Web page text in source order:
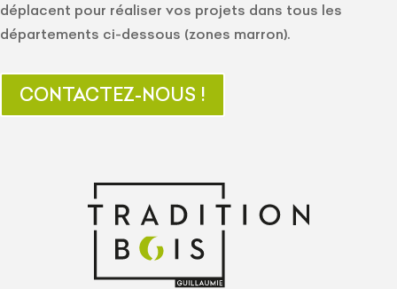
déplacent pour réaliser vos projets dans tous les
départements ci-dessous (zones marron).
CONTACTEZ-NOUS !